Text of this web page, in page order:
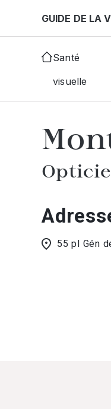
GUIDE DE LA
Santé
visuelle
Accueil
55 pl Gén